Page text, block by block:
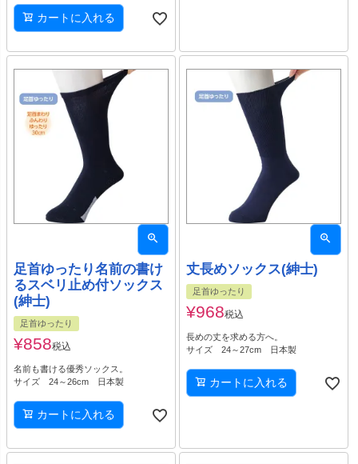
カートに入れる
足首ゆったり名前の書け
るスベリ止め付ソックス
(紳士)
足首ゆったり
¥858税込
名前も書ける優秀ソックス。
サイズ 24～26cm 日本製
カートに入れる
丈長めソックス(紳士)
足首ゆったり
¥968税込
長めの丈を求める方へ。
サイズ 24～27cm 日本製
カートに入れる